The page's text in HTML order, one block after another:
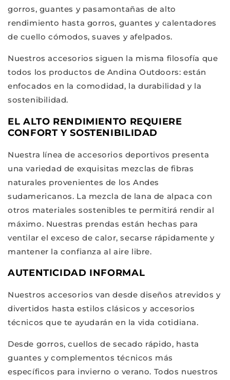
gorros, guantes y pasamontañas de alto
rendimiento hasta gorros, guantes y calentadores
de cuello cómodos, suaves y afelpados.
Nuestros accesorios siguen la misma filosofía que
todos los productos de Andina Outdoors: están
enfocados en la comodidad, la durabilidad y la
sostenibilidad.
EL ALTO RENDIMIENTO REQUIERE
CONFORT Y SOSTENIBILIDAD
Nuestra línea de accesorios deportivos presenta
una variedad de exquisitas mezclas de fibras
naturales provenientes de los Andes
sudamericanos. La mezcla de lana de alpaca con
otros materiales sostenibles te permitirá rendir al
máximo. Nuestras prendas están hechas para
ventilar el exceso de calor, secarse rápidamente y
mantener la confianza al aire libre.
AUTENTICIDAD INFORMAL
Nuestros accesorios van desde diseños atrevidos y
divertidos hasta estilos clásicos y accesorios
técnicos que te ayudarán en la vida cotidiana.
Desde gorros, cuellos de secado rápido, hasta
guantes y complementos técnicos más
específicos para invierno o verano. Todos nuestros